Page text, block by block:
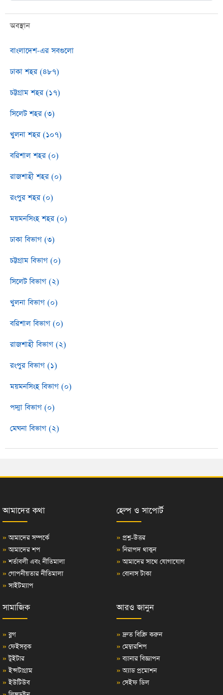
অবস্থান
বাংলাদেশ-এর সবগুলো
ঢাকা শহর (৪৮৭)
চট্টগ্রাম শহর (১৭)
সিলেট শহর (৩)
খুলনা শহর (১০৭)
বরিশাল শহর (০)
রাজশাহী শহর (০)
রংপুর শহর (০)
ময়মনসিংহ শহর (০)
ঢাকা বিভাগ (৩)
চট্টগ্রাম বিভাগ (০)
সিলেট বিভাগ (২)
খুলনা বিভাগ (০)
বরিশাল বিভাগ (০)
রাজশাহী বিভাগ (২)
রংপুর বিভাগ (১)
ময়মনসিংহ বিভাগ (০)
পদ্মা বিভাগ (০)
মেঘনা বিভাগ (২)
আমাদের কথা
» আমাদের সম্পর্কে
» আমাদের শপ
» শর্তাবলী এবং নীতিমালা
» গোপনীয়তার নীতিমালা
» সাইটম্যাপ
হেল্প ও সাপোর্ট
» প্রশ্ন-উত্তর
» নিরাপদ থাকুন
» আমাদের সাথে যোগাযোগ
» বোনাস টাকা
সামাজিক
» ব্লগ
» ফেইসবুক
» টুইটার
» ইন্সটাগ্রাম
» ইউটিউব
আরও জানুন
» দ্রুত বিক্রি করুন
» মেম্বারশিপ
» ব্যানার বিজ্ঞাপন
» অ্যাড প্রমোশন
» সেইফ ডিল